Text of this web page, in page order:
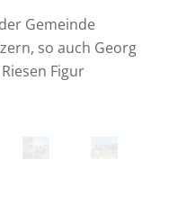
Gemeinde
so auch Georg
Figur